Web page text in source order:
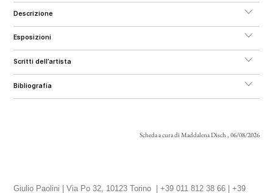
descrizione
esposizioni
scritti dell’artista
bibliografia
Scheda a cura di Maddalena Disch , 06/08/2026
Giulio Paolini | Via Po 32, 10123 Torino | +39 011 812 38 66 | +39